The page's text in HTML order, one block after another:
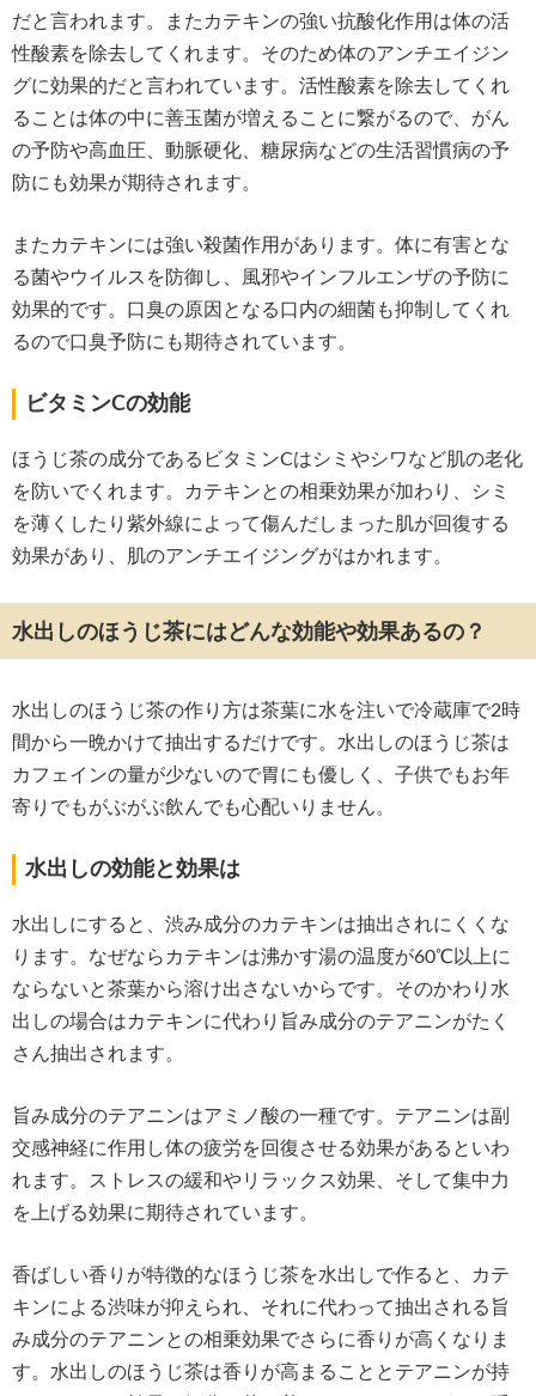
だと言われます。またカテキンの強い抗酸化作用は体の活
性酸素を除去してくれます。そのため体のアンチエイジン
グに効果的だと言われています。活性酸素を除去してくれ
ることは体の中に善玉菌が増えることに繋がるので、がん
の予防や高血圧、動脈硬化、糖尿病などの生活習慣病の予
防にも効果が期待されます。
またカテキンには強い殺菌作用があります。体に有害とな
る菌やウイルスを防御し、風邪やインフルエンザの予防に
効果的です。口臭の原因となる口内の細菌も抑制してくれ
るので口臭予防にも期待されています。
ビタミンCの効能
ほうじ茶の成分であるビタミンCはシミやシワなど肌の老化
を防いでくれます。カテキンとの相乗効果が加わり、シミ
を薄くしたり紫外線によって傷んだしまった肌が回復する
効果があり、肌のアンチエイジングがはかれます。
水出しのほうじ茶にはどんな効能や効果あるの？
水出しのほうじ茶の作り方は茶葉に水を注いで冷蔵庫で2時
間から一晩かけて抽出するだけです。水出しのほうじ茶は
カフェインの量が少ないので胃にも優しく、子供でもお年
寄りでもがぶがぶ飲んでも心配いりません。
水出しの効能と効果は
水出しにすると、渋み成分のカテキンは抽出されにくくな
ります。なぜならカテキンは沸かす湯の温度が60℃以上に
ならないと茶葉から溶け出さないからです。そのかわり水
出しの場合はカテキンに代わり旨み成分のテアニンがたく
さん抽出されます。
旨み成分のテアニンはアミノ酸の一種です。テアニンは副
交感神経に作用し体の疲労を回復させる効果があるといわ
れます。ストレスの緩和やリラックス効果、そして集中力
を上げる効果に期待されています。
香ばしい香りが特徴的なほうじ茶を水出しで作ると、カテ
キンによる渋味が抑えられ、それに代わって抽出される旨
み成分のテアニンとの相乗効果でさらに香りが高くなりま
す。水出しのほうじ茶は香りが高まることとテアニンが持